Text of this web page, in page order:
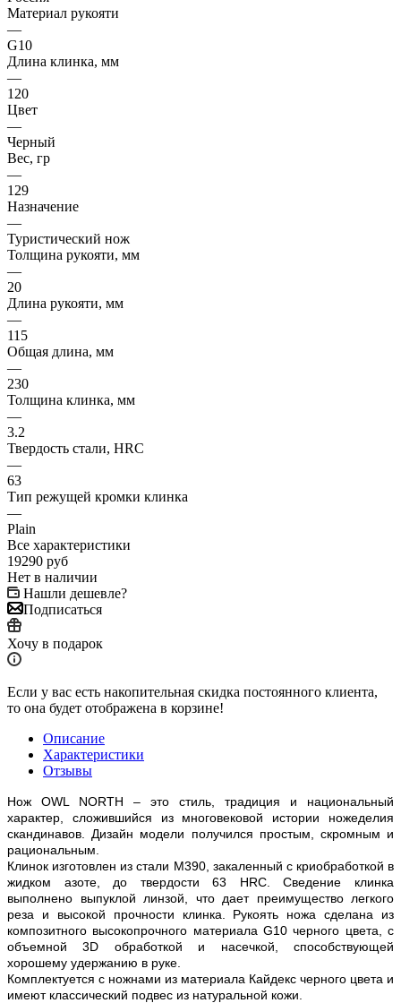
Материал рукояти
—
G10
Длина клинка, мм
—
120
Цвет
—
Черный
Вес, гр
—
129
Назначение
—
Туристический нож
Толщина рукояти, мм
—
20
Длина рукояти, мм
—
115
Общая длина, мм
—
230
Толщина клинка, мм
—
3.2
Твердость стали, HRC
—
63
Тип режущей кромки клинка
—
Plain
Все характеристики
19290 руб
Нет в наличии
Нашли дешевле?
Подписаться
Хочу в подарок
Если у вас есть накопительная скидка постоянного клиента,
то она будет отображена в корзине!
Описание
Характеристики
Отзывы
Нож OWL NORTH – это стиль, традиция и национальный
характер, сложившийся из многовековой истории ножеделия
скандинавов. Дизайн модели получился простым, скромным и
рациональным.
Клинок изготовлен из стали M390, закаленный с криобработкой в
жидком азоте, до твердости 63 HRC. Сведение клинка
выполнено выпуклой линзой, что дает преимущество легкого
реза и высокой прочности клинка. Рукоять ножа сделана из
композитного высокопрочного материала G10 черного цвета, с
объемной 3D обработкой и насечкой, способствующей
хорошему удержанию в руке.
Комплектуется с ножнами из материала Кайдекс черного цвета и
имеют классический подвес из натуральной кожи.